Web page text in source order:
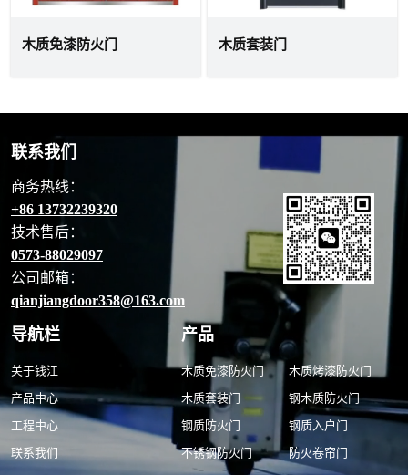
木质免漆防火门 木质套装门
联系我们
商务热线：
+86 13732239320
技术售后：
0573-88029097
公司邮箱：
qianjiangdoor358@163.com
导航栏
关于钱江
产品中心
工程中心
联系我们
产品
木质免漆防火门
木质烤漆防火门
木质套装门
钢木质防火门
钢质防火门
钢质入户门
不锈钢防火门
防火卷帘门